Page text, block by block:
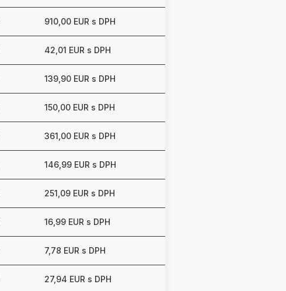
910,00 EUR s DPH
42,01 EUR s DPH
139,90 EUR s DPH
150,00 EUR s DPH
361,00 EUR s DPH
146,99 EUR s DPH
251,09 EUR s DPH
16,99 EUR s DPH
7,78 EUR s DPH
27,94 EUR s DPH